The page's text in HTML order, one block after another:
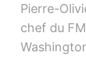
Pierre-
chef du